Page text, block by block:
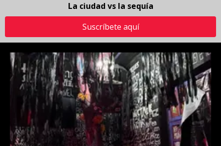
La ciudad vs la sequía
Suscríbete aquí